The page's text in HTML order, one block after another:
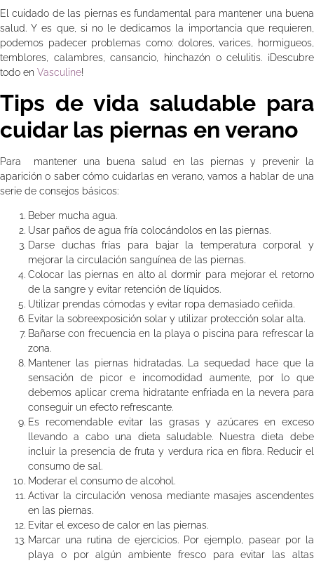
El cuidado de las piernas es fundamental para mantener una buena
salud. Y es que, si no le dedicamos la importancia que requieren,
podemos padecer problemas como: dolores, varices, hormigueos,
temblores, calambres, cansancio, hinchazón o celulitis. ¡Descubre
todo en Vasculine!
Tips de vida saludable para
cuidar las piernas en verano
Para mantener una buena salud en las piernas y prevenir la
aparición o saber cómo cuidarlas en verano, vamos a hablar de una
serie de consejos básicos:
Beber mucha agua.
Usar paños de agua fría colocándolos en las piernas.
Darse duchas frías para bajar la temperatura corporal y
mejorar la circulación sanguínea de las piernas.
Colocar las piernas en alto al dormir para mejorar el retorno
de la sangre y evitar retención de líquidos.
Utilizar prendas cómodas y evitar ropa demasiado ceñida.
Evitar la sobreexposición solar y utilizar protección solar alta.
Bañarse con frecuencia en la playa o piscina para refrescar la
zona.
Mantener las piernas hidratadas. La sequedad hace que la
sensación de picor e incomodidad aumente, por lo que
debemos aplicar crema hidratante enfriada en la nevera para
conseguir un efecto refrescante.
Es recomendable evitar las grasas y azúcares en exceso
llevando a cabo una dieta saludable. Nuestra dieta debe
incluir la presencia de fruta y verdura rica en fibra. Reducir el
consumo de sal.
Moderar el consumo de alcohol.
Activar la circulación venosa mediante masajes ascendentes
en las piernas.
Evitar el exceso de calor en las piernas.
Marcar una rutina de ejercicios. Por ejemplo, pasear por la
playa o por algún ambiente fresco para evitar las altas